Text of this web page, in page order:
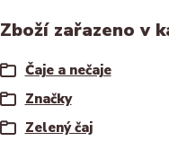
Zboží zařazeno v
Čaje a nečaje
Značky
Zelený čaj